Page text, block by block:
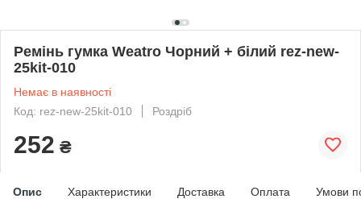
Ремінь гумка Weatro Чорний + білий rez-new-
25kit-010
Немає в наявності
Код: rez-new-25kit-010
Роздріб
252 ₴
Опис Характеристики Доставка Оплата Умови